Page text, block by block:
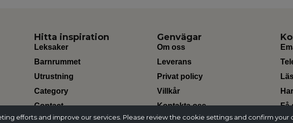
Hitta inspiration
Leksaker
Barnrummet
Utrustning
Category
Contact
Genvägar
Om oss
Leverans
Privat policy
Villkår
Kontakta oss
Få
efforts and improve our services. Please review the cookie settings and confirm your